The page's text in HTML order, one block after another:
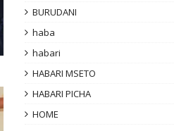
BURUDANI
haba
habari
HABARI MSETO
HABARI PICHA
HOME